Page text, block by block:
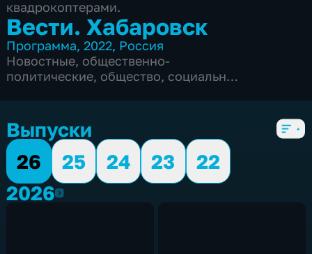
квадрокоптерами.
Вести. Хабаровск
Программа,2022, Россия
Новостные, общественно-
политические, общество, социально-
Выпуски
26
25 24 23
22
20262026